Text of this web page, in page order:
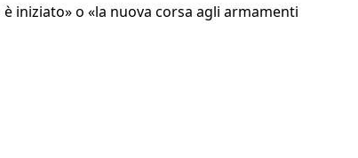
iniziato» o «la nuova corsa agli armamenti